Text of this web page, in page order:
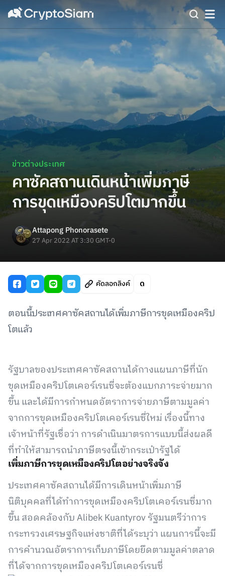
ข่าวต่างประเทศ
คาซัคสถานเดินหน้าเพิ่มภาษี
การขุดเหมืองคริปโตมากขึ้น
Attapong Phonorasete
27 Apr 2022 AT 3:30 GMT-0
คัดลอกลิงค์
ตอนนี้ประเทศคาซัคสถานได้เพิ่มภาษีการขุดเหมืองคริป
โตแล้ว
รัฐบาลของประเทศคาซัคสถานได้กางแผนภาษีที่นัก
ขุดเหมืองคริปโตเคอร์เรนซี่จะต้องแบกภาระจ่ายมาก
ขึ้น และได้มีการกำหนดอัตราการจ่ายภาษีตามมูลค่า
จากการขุดเหมืองคริปโตเคอร์เรนซี่ใหม่ เรื่องนี้ทาง
เจ้าหน้าที่รัฐเชื่อว่า การดำเนินมาตรการแบบนี้ส่งผลดี
ที่ทำให้สามารถนำภาษีตรงนี้เข้ากระเป๋ารัฐได้
เพิ่มภาษีการขุดเหมืองคริปโตอย่างจริงจัง
ประเทศคาซัคสถานได้มีการเดินหน้าเพิ่มภาษี
นิติบุคคลที่ได้ทำการขุดเหมืองคริปโตเคอร์เรนซี่มาก
ขึ้น สอดคล้องกับ Alibek Kuantyrov รัฐมนตรีว่าการ
กระทรวงเศรษฐกิจแห่งชาติที่ได้ระบุว่า แผนการนี้จะมี
การคำนวณอัตราการเก็บภาษีโดยยึดตามมูลค่าตลาด
ที่ได้จากการขุดเหมืองคริปโตเคอร์เรนซี่